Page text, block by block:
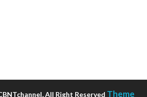
All Right Reserved Theme